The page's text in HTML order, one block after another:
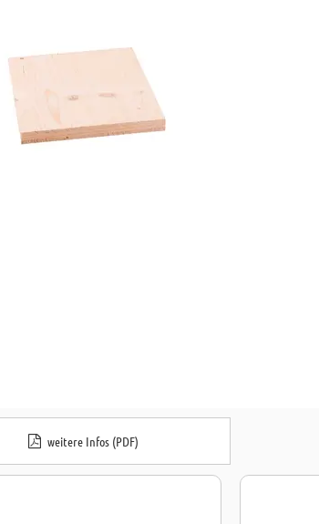
weitere Infos (PDF)